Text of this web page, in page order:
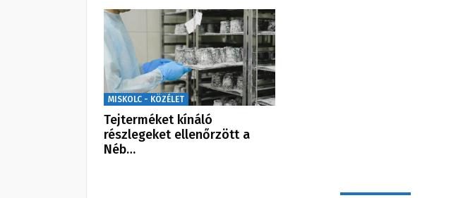
MISKOLC - KÖZÉLET
Tejterméket kínáló
részlegeket ellenőrzött a
Néb…